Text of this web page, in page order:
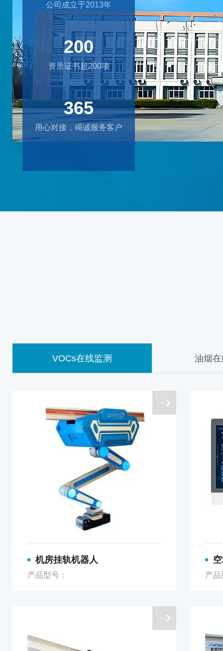
公司成立于2013年
200
资质证书超200项
365
用心对接，竭诚服务客户
油烟在线监测 机动车
机房挂轨机器人
产品型号： 产品